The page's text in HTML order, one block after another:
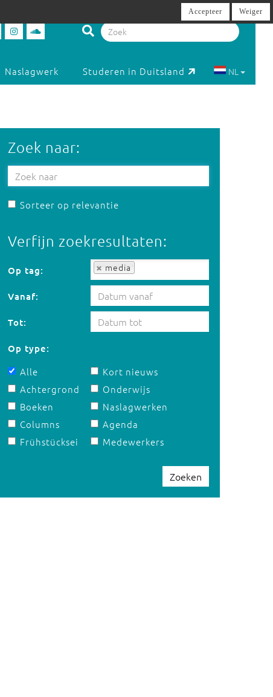
Naslagwerk Studeren in Duitsland NL
Zoek naar:
Sorteer op relevantie
Verfijn zoekresultaten:
Op tag: media
Op tag:
Vanaf:
Tot:
Op type:
Alle
Achtergrond
Boeken
Columns
Frühstücksei
Kort nieuws
Onderwijs
Naslagwerken
Agenda
Medewerkers
Zoeken
Accepteer Weiger